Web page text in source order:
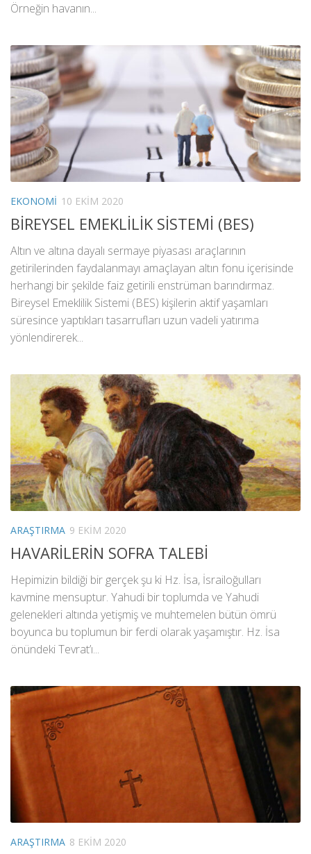
Örneğin havanın...
EKONOMI 10 EKIM 2020
BİREYSEL EMEKLİLİK SİSTEMİ (BES)
Altın ve altına dayalı sermaye piyasası araçlarının
getirilerinden faydalanmayı amaçlayan altın fonu içerisinde
herhangi bir şekilde faiz getirili enstrüman barındırmaz.
Bireysel Emeklilik Sistemi (BES) kişilerin aktif yaşamları
süresince yaptıkları tasarrufları uzun vadeli yatırıma
yönlendirerek...
ARAŞTIRMA 9 EKIM 2020
HAVARİLERİN SOFRA TALEBİ
Hepimizin bildiği bir gerçek şu ki Hz. İsa, İsrailoğulları
kavmine mensuptur. Yahudi bir toplumda ve Yahudi
gelenekleri altında yetişmiş ve muhtemelen bütün ömrü
boyunca bu toplumun bir ferdi olarak yaşamıştır. Hz. İsa
önündeki Tevrat’ı...
ARAŞTIRMA 8 EKIM 2020